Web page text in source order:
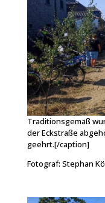
Traditionsgemäß
der Eckstraße
geehrt.[/caption]
Fotograf: Stephan